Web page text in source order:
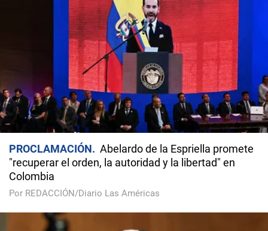
PROCLAMACIÓN
Abelardo de la Espriella promete
"recuperar el orden, la autoridad y la libertad" en
Colombia
Por REDACCIÓN/Diario Las Américas